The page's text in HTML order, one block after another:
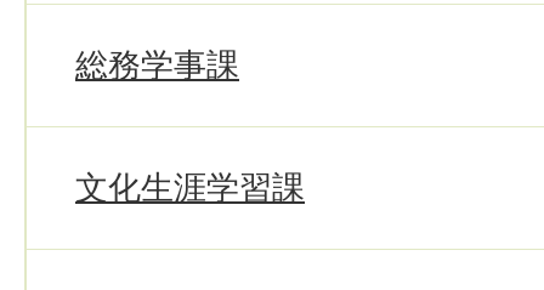
総務学事課
文化生涯学習課